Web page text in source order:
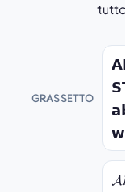
GRASSETTO